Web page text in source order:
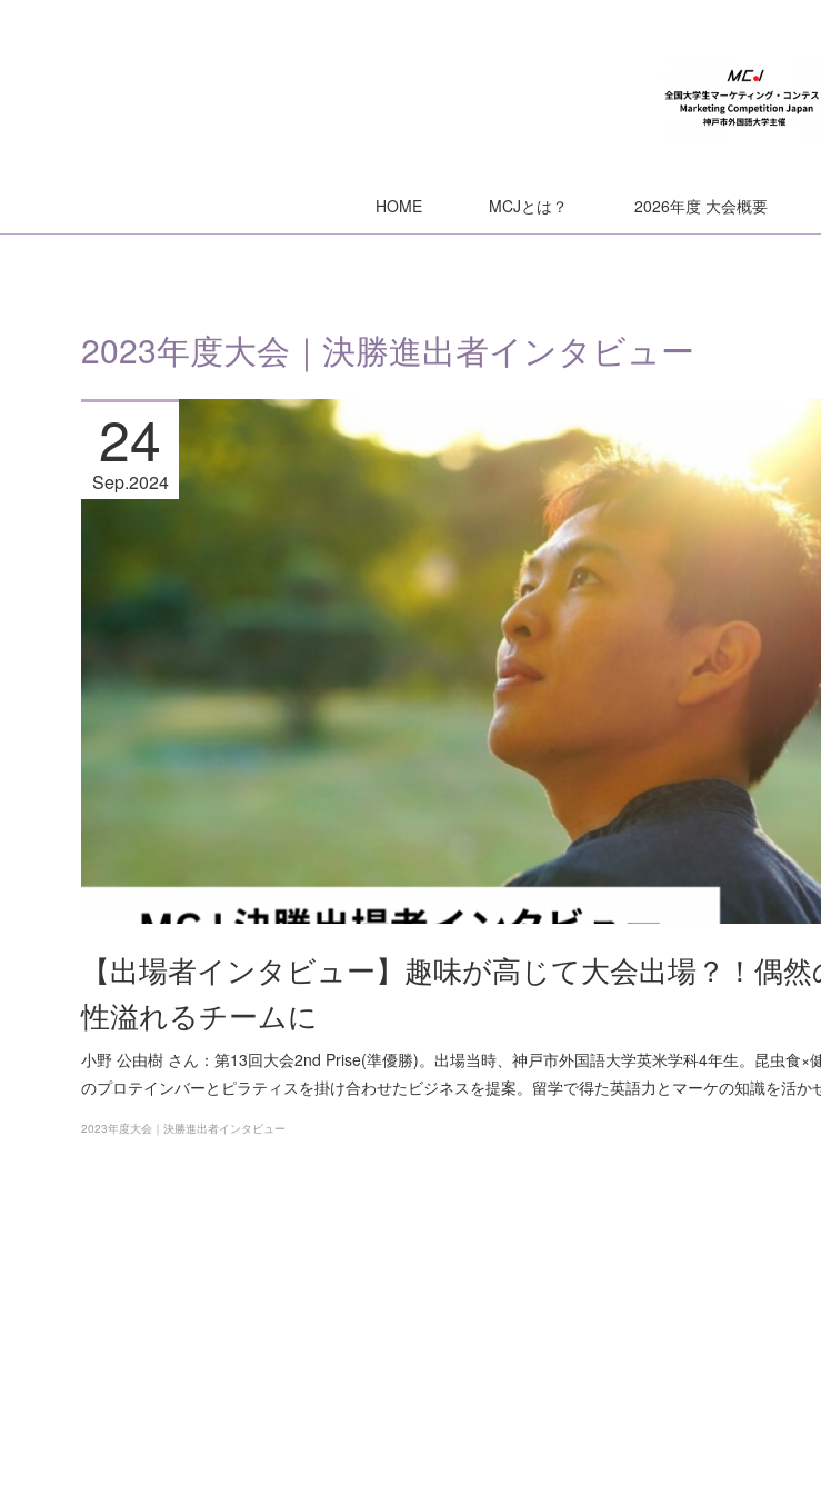
HOME MCJとは？ 2026年度 大会概要
2023年度大会｜決勝進出者インタビュー
【出場者インタビュー】趣味が高じて大会出場？！偶
性溢れるチームに
小野 公由樹 さん：第13回大会2nd Prise(準優勝)。出場当時、神戸市外国語大学英米学科4年生。昆虫食×
のプロテインバーとピラティスを掛け合わせたビジネスを提案。留学で得た英語力とマーケの知識を活
24
Sep2024
2023年度大会｜決勝進出者インタビュー